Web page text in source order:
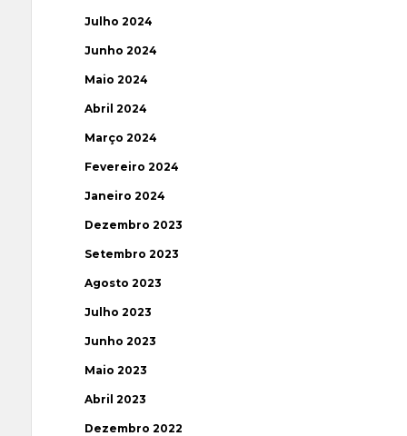
Julho 2024
Junho 2024
Maio 2024
Abril 2024
Março 2024
Fevereiro 2024
Janeiro 2024
Dezembro 2023
Setembro 2023
Agosto 2023
Julho 2023
Junho 2023
Maio 2023
Abril 2023
Dezembro 2022